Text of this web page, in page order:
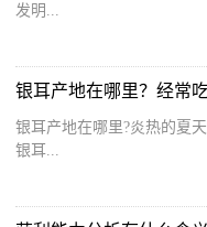
发明...
银耳产地在哪里？经常
银耳产地在哪里?炎热的夏
银耳...